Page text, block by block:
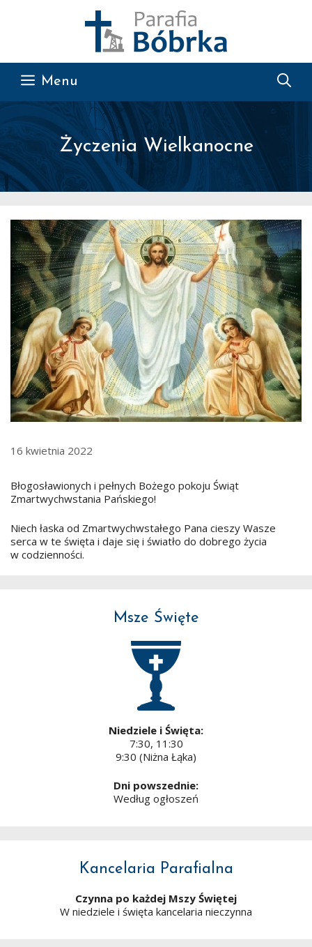
Menu
Życzenia Wielkanocne
16 kwietnia 2022
Błogosławionych i pełnych Bożego pokoju Świąt
Zmartwychwstania Pańskiego!
Niech łaska od Zmartwychwstałego Pana cieszy Wasze
serca w te święta i daje się i światło do dobrego życia
w codzienności.
Msze Święte
Niedziele i Święta:
7:30, 11:30
9:30 (Niżna Łąka)
Dni powszednie:
Według ogłoszeń
Kancelaria Parafialna
Czynna po każdej Mszy Świętej
W niedziele i święta kancelaria nieczynna